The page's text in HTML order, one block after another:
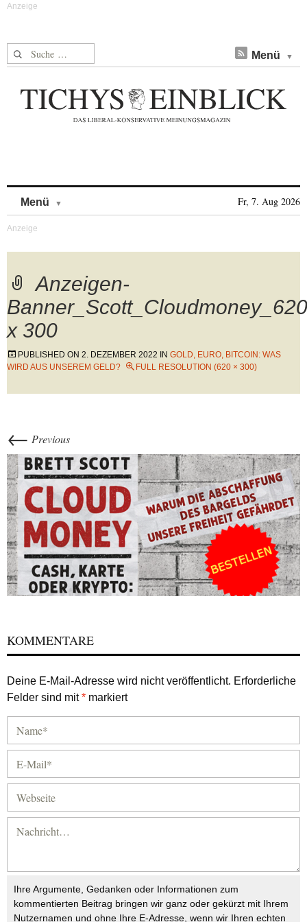
Suche nach: Menü
Menü Fr, 7. Aug 2026
Anzeigen-
Banner_Scott_Cloudmoney_620
x 300
PUBLISHED ON 2. DEZEMBER 2022 IN GOLD, EURO, BITCOIN: WAS
WIRD AUS UNSEREM GELD?
FULL RESOLUTION (620 × 300)
← Previous
KOMMENTARE
Deine E-Mail-Adresse wird nicht veröffentlicht. Erforderliche
Felder sind mit* markiert
Ihre Argumente, Gedanken oder Informationen zum
kommentierten Beitrag bringen wir ganz oder gekürzt mit Ihrem
Nutzernamen und ohne Ihre E-Adresse, wenn wir Ihren echten